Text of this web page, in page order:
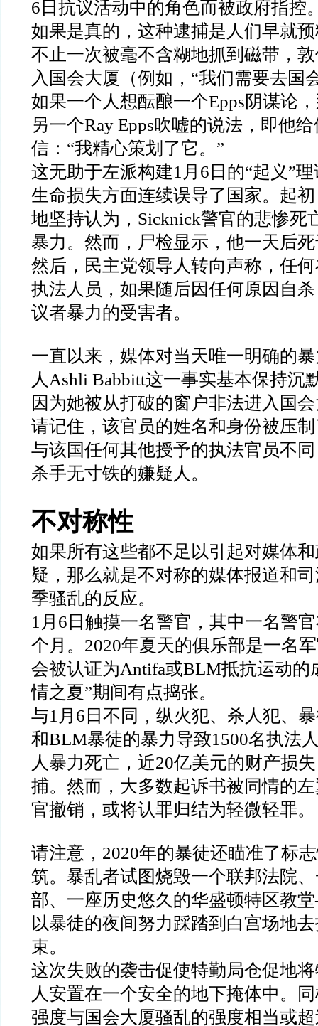
6 日抗议活动中的角色而被政府指控
如果是真的，这种逮捕是人们早就
不止一次被毫不含糊地抓到磁带，
入国会大厦（例如， “我们需要去国
如果一个人想酝酿一个Epps 阴谋论
另一个Ray Epps吹嘘的说法，即他
信： “我精心策划了它。 ”
这无助于左派构建1 月 6 日的“起义”理
生命损失方面连续误导了国家。起
地坚持认为， Sicknick警官的悲惨死
暴力。然而，尸检显示，他一天后
然后，民主党领导人转向声称，任
执法人员，如果随后因任何原因自
议者暴力的受害者。
一直以来，媒体对当天唯一明确的
人Ashli Babbitt这一事实基本保持沉
因为她被从打破的窗户非法进入国
请记住，该官员的姓名和身份被压
与该国任何其他授予的执法官员不
杀手无寸铁的嫌疑人。
不对称性
如果所有这些都不足以引起对媒体
疑，那么就是不对称的媒体报道和
季骚乱的反应。
1 月 6 日触摸一名警官，其中一名警
个月。 2020年夏天的俱乐部是一名
会被认证为Antifa或BLM抵抗运动的
情之夏 ”期间有点捣张。
与1 月 6 日不同，纵火犯、杀人犯、
和BLM暴徒的暴力导致1500名执法
人暴力死亡，近20亿美元的财产损
捕。然而，大多数起诉书被同情的
官撤销，或将认罪归结为轻微轻罪。
请注意， 2020年的暴徒还瞄准了标
筑。暴乱者试图烧毁一个联邦法院
部、一座历史悠久的华盛顿特区教堂
以暴徒的夜间努力踩踏到白宫场地
束。
这次失败的袭击促使特勤局仓促地
人安置在一个安全的地下掩体中。
强度与国会大厦骚乱的强度相当或